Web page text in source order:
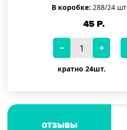
В коробке: 288/24 шт
45Р.
кратно 24шт.
Отзывы